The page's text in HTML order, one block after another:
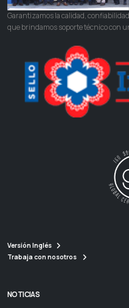
Garantizamos la calidad,
que brindamos soporte técnico con
Versión Inglés
Trabaja con nosotros
NOTICIAS